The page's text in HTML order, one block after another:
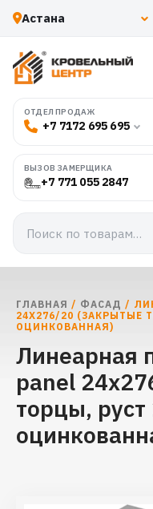
ОТДЕЛ ПРОДАЖ
+7 7172 695 695
ВЫЗОВ ЗАМЕРЩИКА
+7 771 055 2847
ГЛАВНАЯ / ФАСАД /
24Х276/20 (ЗАКРЫТЫЕ
ОЦИНКОВАННАЯ)
Линеарная
panel
торцы,